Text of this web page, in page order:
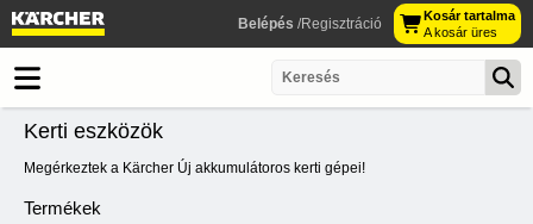
Belépés /Regisztráció
Kosár tartalma
A kosár üres
Kerti eszközök
Megérkeztek a Kärcher Új akkumulátoros kerti gépei!
Termékek